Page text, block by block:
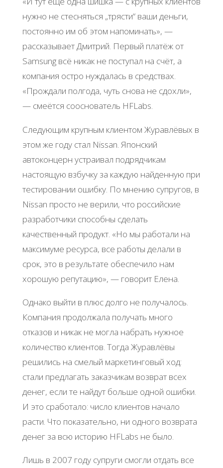
нужно не стесняться „трясти“ ваши деньги,
постоянно им об этом напоминать», —
рассказывает Дмитрий. Первый платёж от
Samsung всё никак не поступал на счёт, а
компания остро нуждалась в средствах.
«Прождали полгода, чуть снова не сдохли»,
— смеётся сооснователь HFLabs.
Следующим крупным клиентом Журавлёвых в
этом же году стал Nissan. Японский
автоконцерн устраивал подрядчикам
настоящую взбучку за каждую найденную при
тестировании ошибку. По мнению супругов, в
Nissan просто не верили, что российские
разработчики способны сделать
качественный продукт. «Но мы работали на
максимуме ресурса, все работы делали в
срок, это в результате обеспечило нам
хорошую репутацию», — говорит Елена.
Однако выйти в плюс долго не получалось.
Компания продолжала получать много
отказов и никак не могла набрать нужное
количество клиентов. Тогда Журавлёвы
решились на смелый маркетинговый ход:
стали предлагать заказчикам возврат всех
денег, если те найдут больше одной ошибки.
И это сработало: число клиентов начало
расти. Что показательно, ни одного возврата
денег за всю историю HFLabs не было.
Лишь в 2007 году супруги смогли отдать все